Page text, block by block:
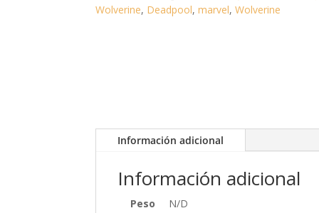
Wolverine, Deadpool,marvel,Wolverine
Información adicional
Información adicional
Peso
N/D